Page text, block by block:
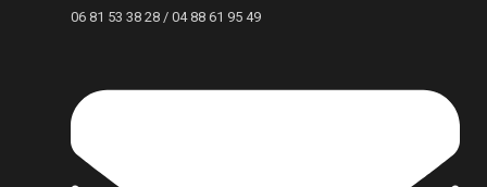
06 81 53 38 28 / 04 88 61 95 49